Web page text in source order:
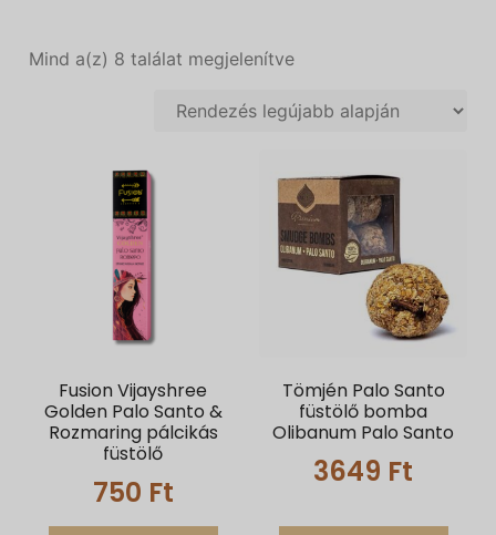
Mind a(z) 8 találat megjelenítve
Fusion Vijayshree
Golden Palo Santo &
Rozmaring pálcikás
füstölő
750 Ft
Tömjén Palo Santo
füstölő bomba
Olibanum Palo Santo
3649 Ft